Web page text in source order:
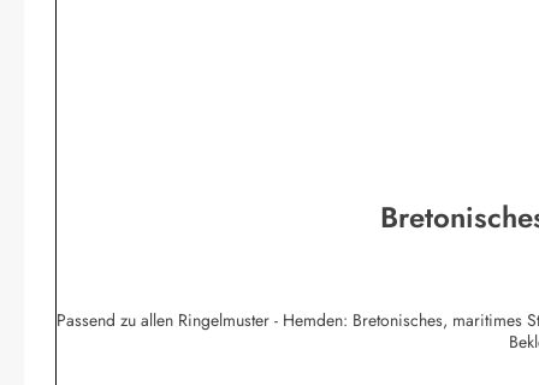
Passend zu allen Ringelmuster - Hemden: Bretonisches,